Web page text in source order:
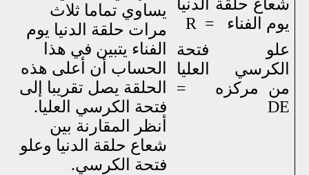
شعاع حلقة الدنيا
يوم الفناء
= R
علو فتحة
الكرسي العليا
من مركزه
=
DE
يساوي تماما ثلاث
مرات حلقة الدنيا يوم
الفناء يتبين في هذا
الحساب أن أعلى هذه
الحلقة يصل تقريبا إلى
فتحة الكرسي العليا.
أنظر المقارنة بين
شعاع حلقة الدنيا وعلو
فتحة الكرسي.